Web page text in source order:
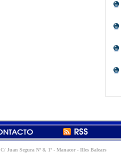
C/ Juan Segura Nº 8, 1º - Manacor - Illes Balears